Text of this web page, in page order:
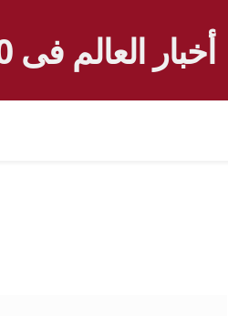
أخبار العالم فى 90 دقيقة